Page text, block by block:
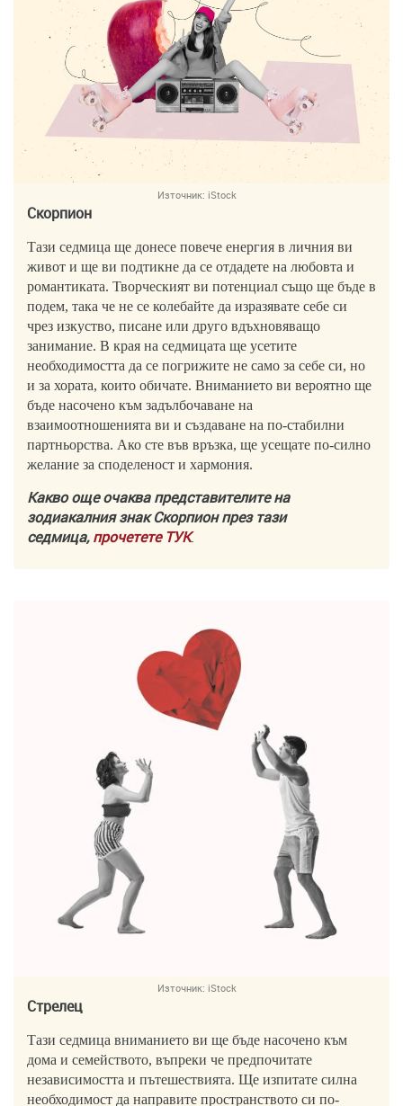
Източник: iStock
Скорпион
Тази седмица ще донесе повече енергия в личния ви
живот и ще ви подтикне да се отдадете на любовта и
романтиката. Творческият ви потенциал също ще бъде в
подем, така че не се колебайте да изразявате себе си
чрез изкуство, писане или друго вдъхновяващо
занимание. В края на седмицата ще усетите
необходимостта да се погрижите не само за себе си, но
и за хората, които обичате. Вниманието ви вероятно ще
бъде насочено към задълбочаване на
взаимоотношенията ви и създаване на по-стабилни
партньорства. Ако сте във връзка, ще усещате по-силно
желание за споделеност и хармония.
Какво още очаква представителите на
зодиакалния знак Скорпион през тази
седмица,прочетете ТУК.
Източник: iStock
Стрелец
Тази седмица вниманието ви ще бъде насочено към
дома и семейството, въпреки че предпочитате
независимостта и пътешествията. Ще изпитате силна
необходимост да направите пространството си по-